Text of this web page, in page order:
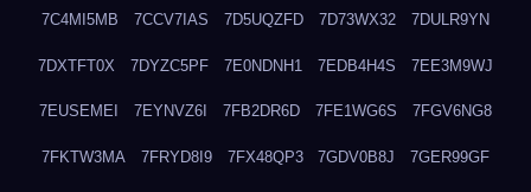
7C4MI5MB 7CCV7IAS 7D5UQZFD 7D73WX32 7DULR9YN
7DXTFT0X 7DYZC5PF 7E0NDNH1 7EDB4H4S 7EE3M9WJ
7EUSEMEI 7EYNVZ6I 7FB2DR6D 7FE1WG6S 7FGV6NG8
7FKTW3MA 7FRYD8I9 7FX48QP3 7GDV0B8J 7GER99GF